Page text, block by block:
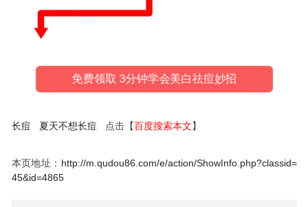
免费领取 3分钟学会美白祛痘妙招
长痘 夏天不想长痘 点击【百度搜索本文】
本页地址： http://m.qudou86.com/e/action/ShowInfo.php?classid=
45&id=4865